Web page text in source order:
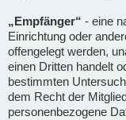
„Empfänger“ - eine
Einrichtung oder
offengelegt werden,
einen Dritten handelt
bestimmten
dem Recht der
personenbezogene